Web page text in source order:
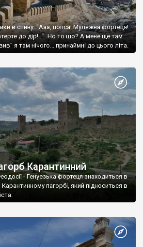
в спину: "Ааа, попса! Муляжна фортеця!
до дір!..." Но то шо? А мене ще там
я там нічого... принаймні до цього літа.
Карантинний
- Генуезька фортеця знаходиться в
пагорбі, який підноситься в